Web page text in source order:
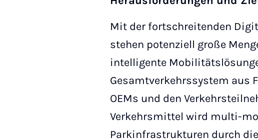
Mit der fortschreitenden
stehen potenziell große
intelligente
Gesamtverkehrssystem aus
OEMs und den
Verkehrsmittel wird multi-
Parkinfrastrukturen durch